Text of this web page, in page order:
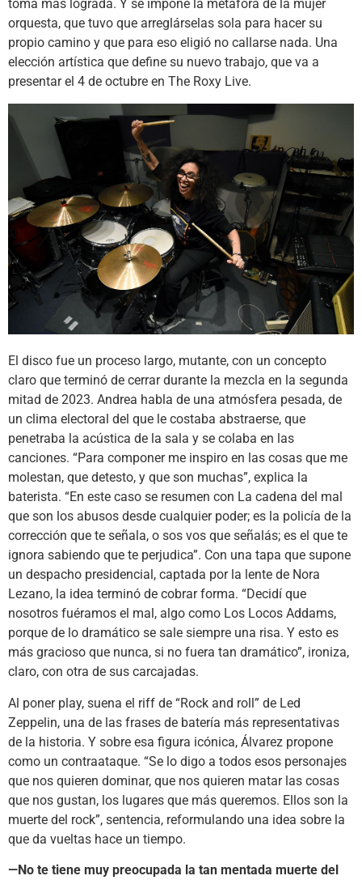
toma más lograda. Y se impone la metáfora de la mujer
orquesta, que tuvo que arreglárselas sola para hacer su
propio camino y que para eso eligió no callarse nada. Una
elección artística que define su nuevo trabajo, que va a
presentar el 4 de octubre en The Roxy Live.
El disco fue un proceso largo, mutante, con un concepto
claro que terminó de cerrar durante la mezcla en la segunda
mitad de 2023. Andrea habla de una atmósfera pesada, de
un clima electoral del que le costaba abstraerse, que
penetraba la acústica de la sala y se colaba en las
canciones. “Para componer me inspiro en las cosas que me
molestan, que detesto, y que son muchas”, explica la
baterista. “En este caso se resumen con La cadena del mal
que son los abusos desde cualquier poder; es la policía de la
corrección que te señala, o sos vos que señalás; es el que te
ignora sabiendo que te perjudica”. Con una tapa que supone
un despacho presidencial, captada por la lente de Nora
Lezano, la idea terminó de cobrar forma. “Decidí que
nosotros fuéramos el mal, algo como Los Locos Addams,
porque de lo dramático se sale siempre una risa. Y esto es
más gracioso que nunca, si no fuera tan dramático”, ironiza,
claro, con otra de sus carcajadas.
Al poner play, suena el riff de “Rock and roll” de Led
Zeppelin, una de las frases de batería más representativas
de la historia. Y sobre esa figura icónica, Álvarez propone
como un contraataque. “Se lo digo a todos esos personajes
que nos quieren dominar, que nos quieren matar las cosas
que nos gustan, los lugares que más queremos. Ellos son la
muerte del rock”, sentencia, reformulando una idea sobre la
que da vueltas hace un tiempo.
—No te tiene muy preocupada la tan mentada muerte del